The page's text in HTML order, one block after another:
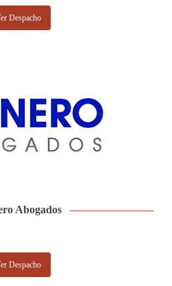
Despacho
Abogados
Despacho